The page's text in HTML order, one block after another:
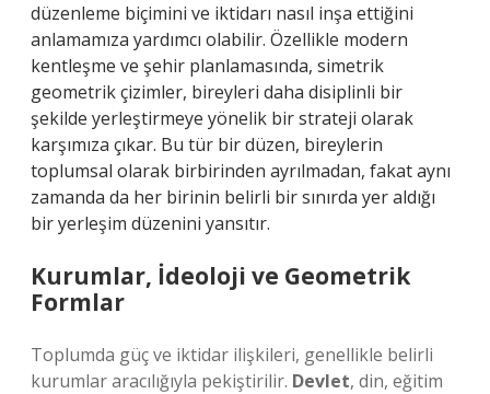
düzenleme biçimini ve iktidarı nasıl inşa ettiğini
anlamamıza yardımcı olabilir. Özellikle modern
kentleşme ve şehir planlamasında, simetrik
geometrik çizimler, bireyleri daha disiplinli bir
şekilde yerleştirmeye yönelik bir strateji olarak
karşımıza çıkar. Bu tür bir düzen, bireylerin
toplumsal olarak birbirinden ayrılmadan, fakat aynı
zamanda da her birinin belirli bir sınırda yer aldığı
bir yerleşim düzenini yansıtır.
Kurumlar, İdeoloji ve Geometrik
Formlar
Toplumda güç ve iktidar ilişkileri, genellikle belirli
kurumlar aracılığıyla pekiştirilir. Devlet, din, eğitim